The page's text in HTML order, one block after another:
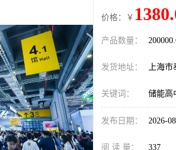
价格：￥
产品数量：
发货地址： 上海
关键词： 储能高
发布日期： 2026-
阅 读 量： 337